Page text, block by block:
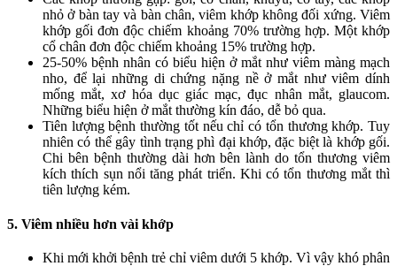
nhỏ ở bàn tay và bàn chân, viêm khớp không đối xứng. Viêm
khớp gối đơn độc chiếm khoảng 70% trường hợp. Một khớp
cổ chân đơn độc chiếm khoảng 15% trường hợp.
25-50% bệnh nhân có biểu hiện ở mắt như viêm màng mạch
nho, để lại những di chứng nặng nề ở mắt như viêm dính
mống mắt, xơ hóa dục giác mạc, đục nhân mắt, glaucom.
Những biểu hiện ở mắt thường kín đáo, dễ bỏ qua.
Tiên lượng bệnh thường tốt nếu chỉ có tổn thương khớp. Tuy
nhiên có thể gây tình trạng phì đại khớp, đặc biệt là khớp gối.
Chi bên bệnh thường dài hơn bên lành do tổn thương viêm
kích thích sụn nổi tăng phát triển. Khi có tổn thương mắt thì
tiên lượng kém.
5. Viêm nhiều hơn vài khớp
Khi mới khởi bệnh trẻ chỉ viêm dưới 5 khớp. Vì vậy khó phân